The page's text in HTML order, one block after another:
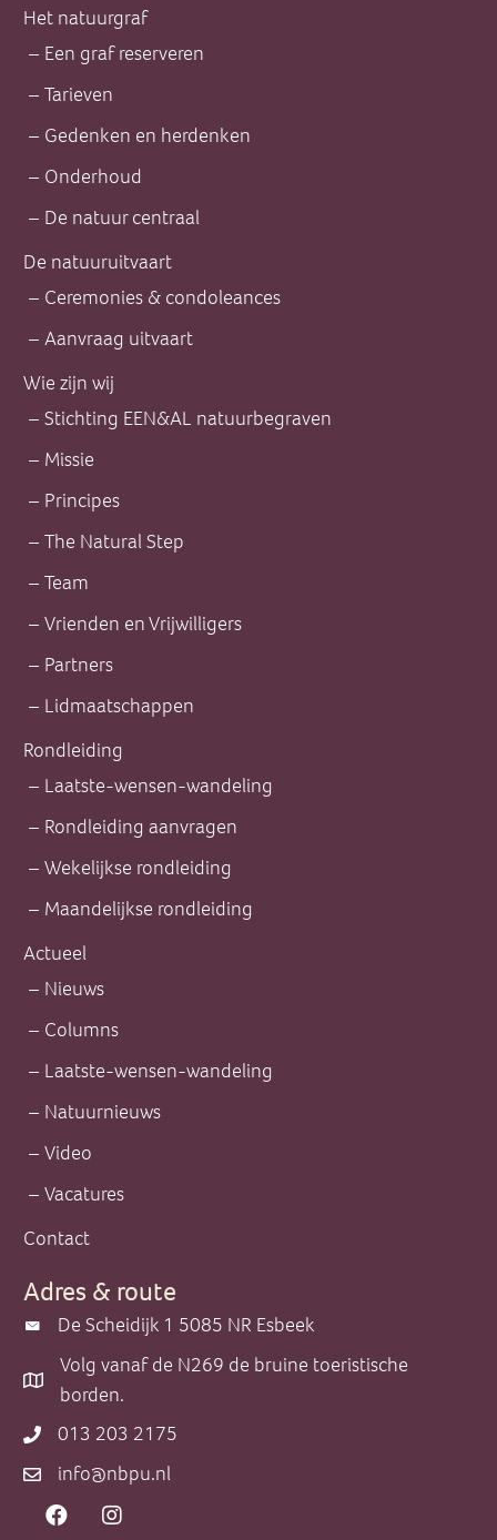
Het natuurgraf
Een graf reserveren
Tarieven
Gedenken en herdenken
Onderhoud
De natuur centraal
De natuuruitvaart
Ceremonies & condoleances
Aanvraag uitvaart
Wie zijn wij
Stichting EEN&AL natuurbegraven
Missie
Principes
The Natural Step
Team
Vrienden en Vrijwilligers
Partners
Lidmaatschappen
Rondleiding
Laatste-wensen-wandeling
Rondleiding aanvragen
Wekelijkse rondleiding
Maandelijkse rondleiding
Actueel
Nieuws
Columns
Laatste-wensen-wandeling
Natuurnieuws
Video
Vacatures
Contact
Adres & route
De Scheidijk 1 5085 NR Esbeek
De Scheidijk 1 5085 NR Esbeek
Volg vanaf de N269 de bruine toeristische borden.
Volg vanaf de N269 de bruine toeristische
borden.
013 203 2175
013 203 2175
info@nbpu.nl
info@nbpu.nl